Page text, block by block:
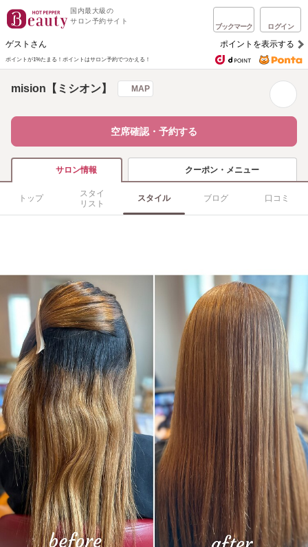
国内最大級の
サロン予約サイト
ブックマーク ログイン
ゲストさん ポイントを表示する
ポイントが1%たまる！ ポイントはサロン予約でつかえる！
mision【ミシオン】 MAP
空席確認・予約する
サロン情報 クーポン・メニュー
トップ
スタイ
リスト
スタイル ブログ 口コミ